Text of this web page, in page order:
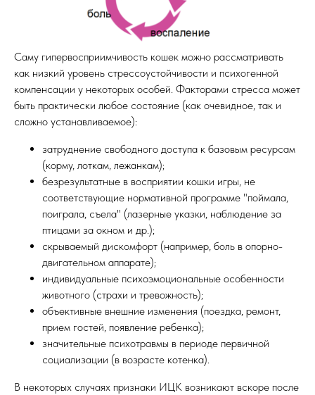
Саму гипервосприимчивость кошек можно рассматривать
как низкий уровень стрессоустойчивости и психогенной
компенсации у некоторых особей. Факторами стресса может
быть практически любое состояние (как очевидное, так и
сложно устанавливаемое):
затруднение свободного доступа к базовым ресурсам
(корму, лоткам, лежанкам);
безрезультатные в восприятии кошки игры, не
соответствующие нормативной программе "поймала,
поиграла, съела" (лазерные указки, наблюдение за
птицами за окном и др.);
скрываемый дискомфорт (например, боль в опорно-
двигательном аппарате);
индивидуальные психоэмоциональные особенности
животного (страхи и тревожность);
объективные внешние изменения (поездка, ремонт,
прием гостей, появление ребенка);
значительные психотравмы в периоде первичной
социализации (в возрасте котенка).
В некоторых случаях признаки ИЦК возникают вскоре после